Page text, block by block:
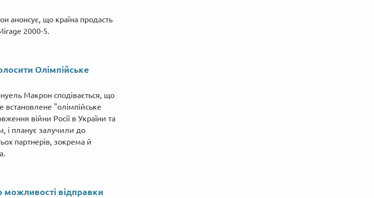
анонсує, що країна продасть
2000-5.
Олімпійське
Макрон сподівається, що
встановлене "олімпійське
війни Росії в України та
і планує залучили до
партнерів, зокрема й
відправки